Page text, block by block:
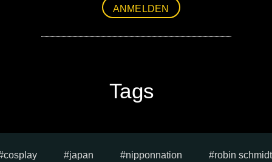
ANMELDEN
Tags
cosplay japan nipponnation robin schmidt